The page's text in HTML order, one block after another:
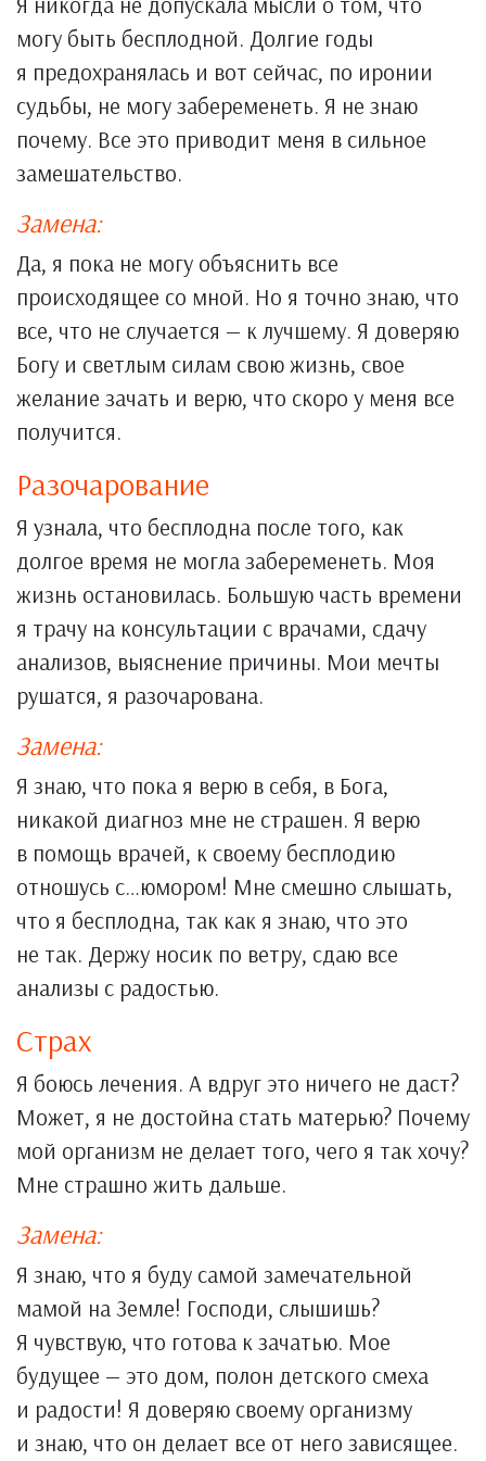
могу быть бесплодной. Долгие годы
я предохранялась и вот сейчас, по иронии
судьбы, не могу забеременеть. Я не знаю
почему. Все это приводит меня в сильное
замешательство.
Замена:
Да, я пока не могу объяснить все
происходящее со мной. Но я точно знаю, что
все, что не случается — к лучшему. Я доверяю
Богу и светлым силам свою жизнь, свое
желание зачать и верю, что скоро у меня все
получится.
Разочарование
Я узнала, что бесплодна после того, как
долгое время не могла забеременеть. Моя
жизнь остановилась. Большую часть времени
я трачу на консультации с врачами, сдачу
анализов, выяснение причины. Мои мечты
рушатся, я разочарована.
Замена:
Я знаю, что пока я верю в себя, в Бога,
никакой диагноз мне не страшен. Я верю
в помощь врачей, к своему бесплодию
отношусь с…юмором! Мне смешно слышать,
что я бесплодна, так как я знаю, что это
не так. Держу носик по ветру, сдаю все
анализы с радостью.
Страх
Я боюсь лечения. А вдруг это ничего не даст?
Может, я не достойна стать матерью? Почему
мой организм не делает того, чего я так хочу?
Мне страшно жить дальше.
Замена:
Я знаю, что я буду самой замечательной
мамой на Земле! Господи, слышишь?
Я чувствую, что готова к зачатью. Мое
будущее — это дом, полон детского смеха
и радости! Я доверяю своему организму
и знаю, что он делает все от него зависящее.